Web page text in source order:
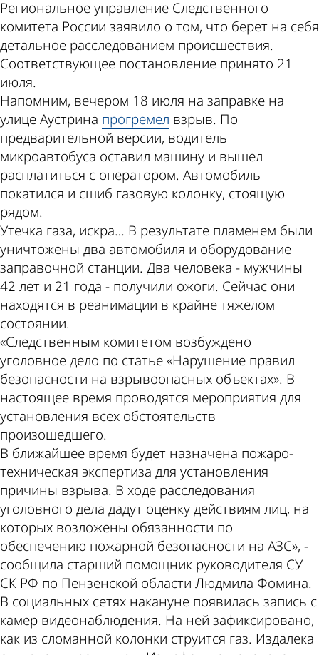
Региональное управление Следственного
комитета России заявило о том, что берет на себя
детальное расследованием происшествия.
Соответствующее постановление принято 21
июля.
Напомним, вечером 18 июля на заправке на
улице Аустрина прогремел взрыв. По
предварительной версии, водитель
микроавтобуса оставил машину и вышел
расплатиться с оператором. Автомобиль
покатился и сшиб газовую колонку, стоящую
рядом.
Утечка газа, искра… В результате пламенем были
уничтожены два автомобиля и оборудование
заправочной станции. Два человека - мужчины
42 лет и 21 года - получили ожоги. Сейчас они
находятся в реанимации в крайне тяжелом
состоянии.
«Следственным комитетом возбуждено
уголовное дело по статье «Нарушение правил
безопасности на взрывоопасных объектах». В
настоящее время проводятся мероприятия для
установления всех обстоятельств
произошедшего.
В ближайшее время будет назначена пожаро-
техническая экспертиза для установления
причины взрыва. В ходе расследования
уголовного дела дадут оценку действиям лиц, на
которых возложены обязанности по
обеспечению пожарной безопасности на АЗС», -
сообщила старший помощник руководителя СУ
СК РФ по Пензенской области Людмила Фомина.
В социальных сетях накануне появилась запись с
камер видеонаблюдения. На ней зафиксировано,
как из сломанной колонки струится газ. Издалека